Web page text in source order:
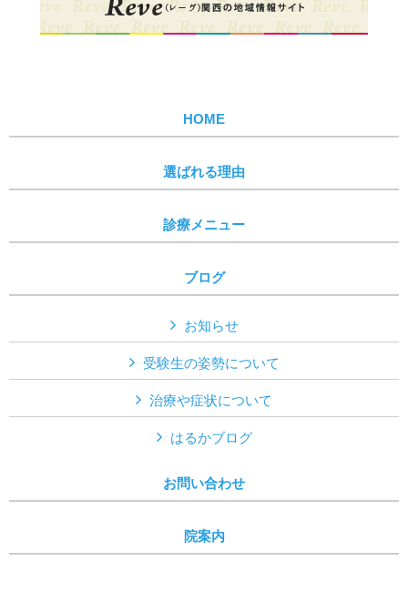
HOME
選ばれる理由
診療メニュー
ブログ
お知らせ
受験生の姿勢について
治療や症状について
はるかブログ
お問い合わせ
院案内